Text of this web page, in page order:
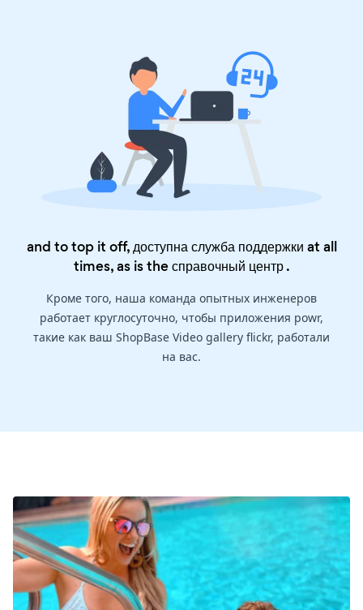
and to top it off, доступна служба поддержки at all
times, as is theсправочный центр.
Кроме того, наша команда опытных инженеров
работает круглосуточно, чтобы приложения powr,
такие как ваш ShopBase Video gallery flickr, работали
на вас.